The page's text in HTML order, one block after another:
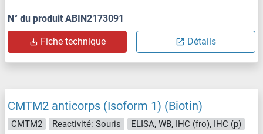
N° du produit ABIN2173091
Fiche technique Détails
CMTM2 anticorps (Isoform 1) (Biotin)
CMTM2 Reactivité: Souris ELISA, WB, IHC (fro), IHC (p)